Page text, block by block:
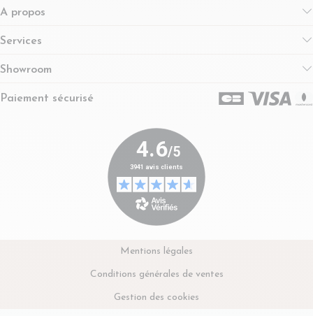
A propos
Services
Showroom
Paiement sécurisé
Mentions légales
Conditions générales de ventes
Gestion des cookies